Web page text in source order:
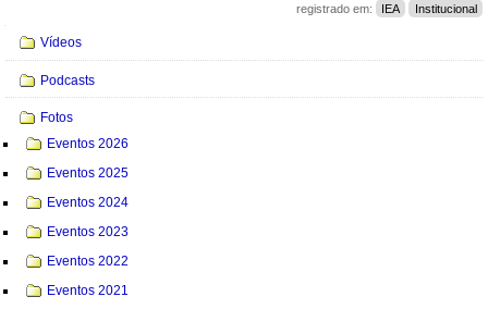
registrado em: IEA Institucional
Navegação
Vídeos
Podcasts
Fotos
Eventos 2026
Eventos 2025
Eventos 2024
Eventos 2023
Eventos 2022
Eventos 2021